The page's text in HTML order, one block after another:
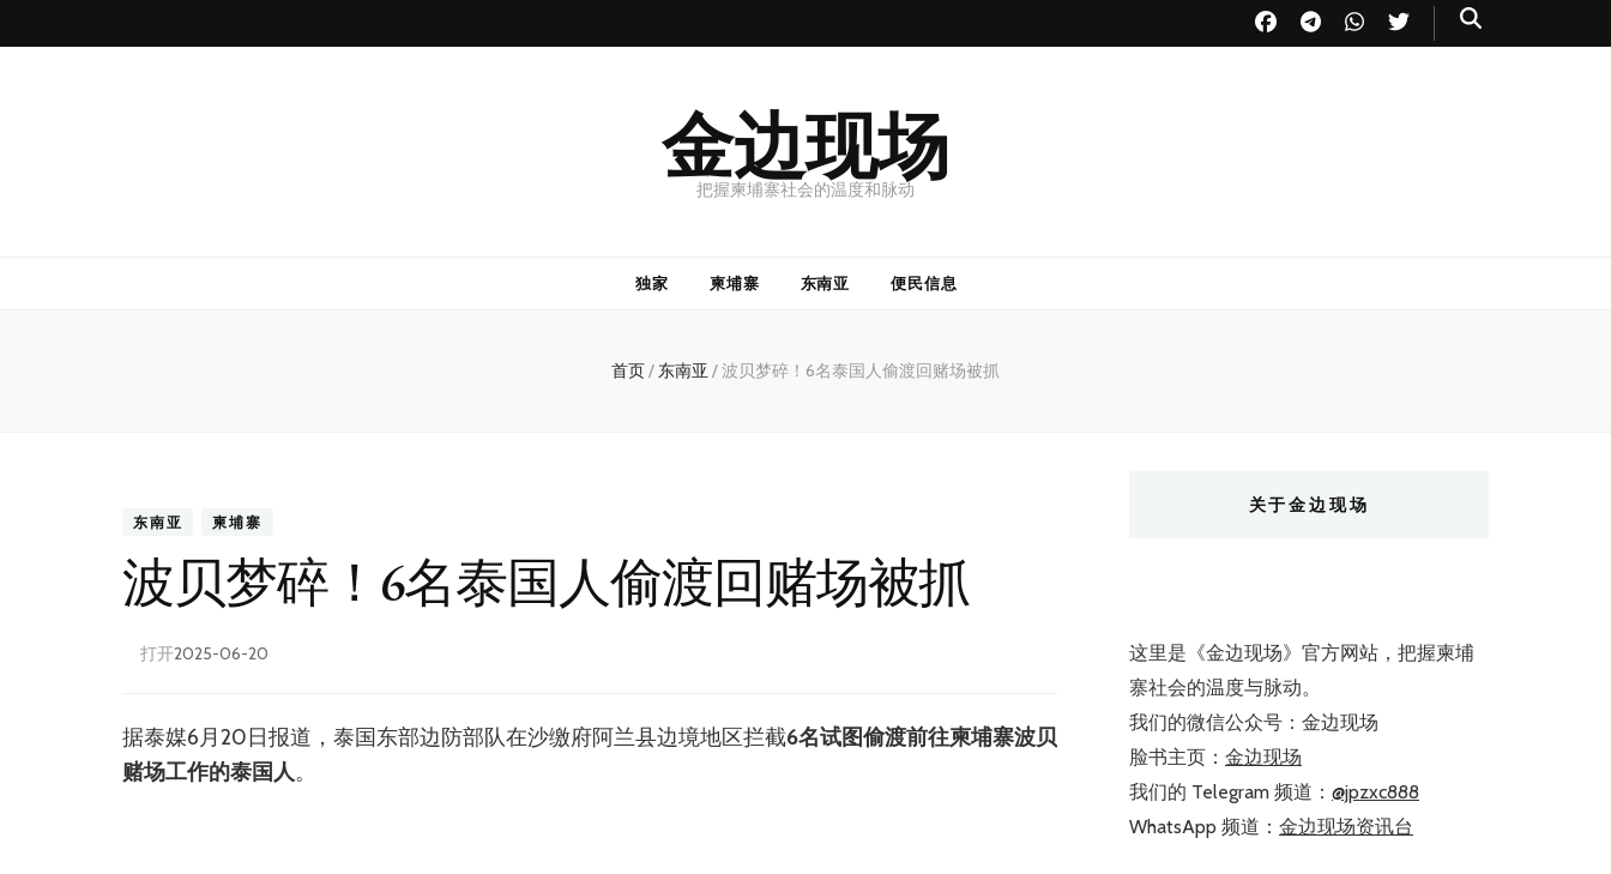
金边现场
把握柬埔寨社会的温度和脉动
独家 柬埔寨 东南亚 便民信息
首页/ 东南亚 /波贝梦碎！6名泰国人偷渡回赌场被抓
东南亚 柬埔寨
波贝梦碎！6名泰国人偷渡回赌场被抓
打开2025-06-20
据泰媒6月20日报道，泰国东部边防部队在沙缴府阿兰县边境地区拦截6名试图偷渡前往柬埔寨波贝
赌场工作的泰国人。
关于金边现场
这里是《金边现场》官方网站，把握柬埔
寨社会的温度与脉动。
我们的微信公众号：金边现场
脸书主页： 金边现场
我们的 Telegram 频道： @jpzxc888
WhatsApp 频道： 金边现场资讯台